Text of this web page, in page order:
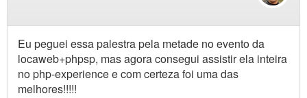
Eu peguei essa palestra pela metade no evento da
locaweb+phpsp, mas agora consegui assistir ela inteira
no php-experience e com certeza foi uma das
melhores!!!!!